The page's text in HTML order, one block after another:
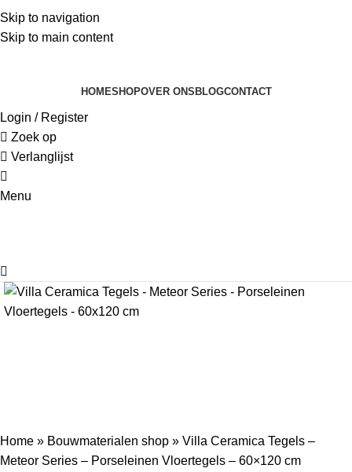
Skip to navigation
Skip to main content
HOMESHOPOVER ONSBLOGCONTACT
Login / Register
Zoek op
Verlanglijst
Menu
Home » Bouwmaterialen shop » Villa Ceramica Tegels –
Meteor Series – Porseleinen Vloertegels – 60×120 cm